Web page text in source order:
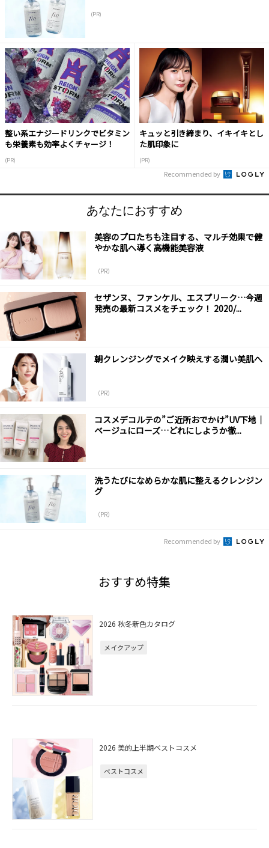
(PR)
整い系エナジードリンクでビタミン
も栄養素も効率よくチャージ！
(PR)
キュッと引き締まり、イキイキとし
た肌印象に
(PR)
Recommended by
あなたにおすすめ
美容のプロたちも注目する、マルチ効果で健
やかな肌へ導く高機能美容液
（PR）
セザンヌ、ファンケル、エスプリーク…今週
発売の最新コスメをチェック！ 2020/...
朝クレンジングでメイク映えする潤い美肌へ
（PR）
コスメデコルテの”ご近所おでかけ”UV下地｜
ベージュにローズ…どれにしようか徹...
洗うたびになめらかな肌に整えるクレンジン
グ
（PR）
Recommended by
おすすめ特集
2026 秋冬新色カタログ
メイクアップ
2026 美的上半期ベストコスメ
ベストコスメ